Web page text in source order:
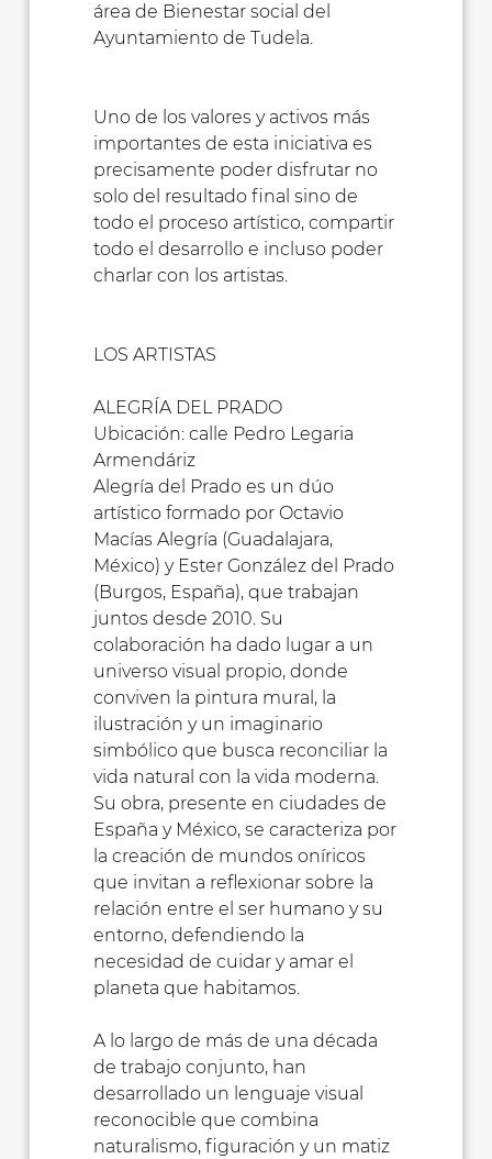
área de Bienestar social del
Ayuntamiento de Tudela.
Uno de los valores y activos más
importantes de esta iniciativa es
precisamente poder disfrutar no
solo del resultado final sino de
todo el proceso artístico, compartir
todo el desarrollo e incluso poder
charlar con los artistas.
LOS ARTISTAS
ALEGRÍA DEL PRADO
Ubicación: calle Pedro Legaria
Armendáriz
Alegría del Prado es un dúo
artístico formado por Octavio
Macías Alegría (Guadalajara,
México) y Ester González del Prado
(Burgos, España), que trabajan
juntos desde 2010. Su
colaboración ha dado lugar a un
universo visual propio, donde
conviven la pintura mural, la
ilustración y un imaginario
simbólico que busca reconciliar la
vida natural con la vida moderna.
Su obra, presente en ciudades de
España y México, se caracteriza por
la creación de mundos oníricos
que invitan a reflexionar sobre la
relación entre el ser humano y su
entorno, defendiendo la
necesidad de cuidar y amar el
planeta que habitamos.
A lo largo de más de una década
de trabajo conjunto, han
desarrollado un lenguaje visual
reconocible que combina
naturalismo, figuración y un matiz